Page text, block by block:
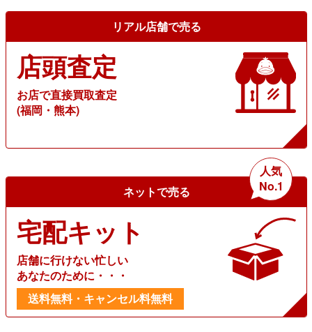
リアル店舗で売る
店頭査定
お店で直接買取査定
(福岡・熊本)
ネットで売る
人気
No.1
宅配キット
店舗に行けない忙しい
あなたのために・・・
送料無料・キャンセル料無料